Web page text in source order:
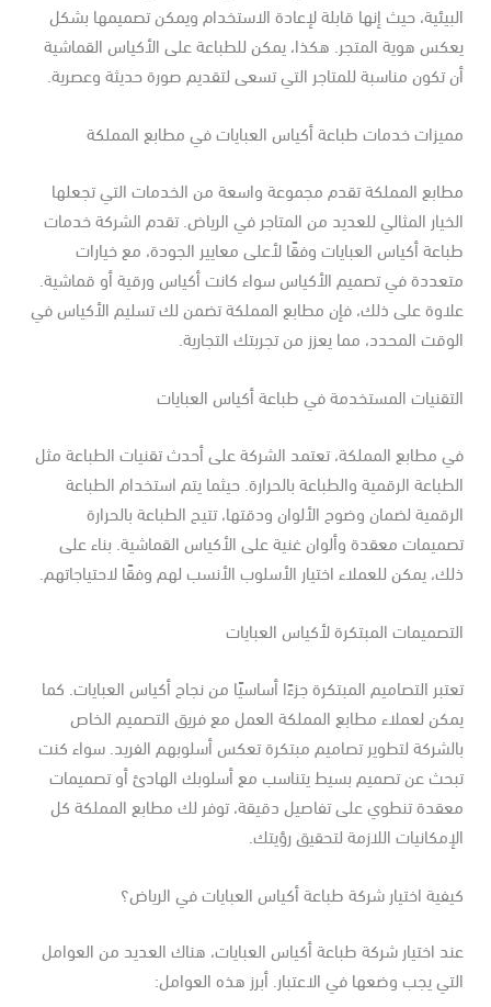
حيث إنها قابلة لإعادة الاستخدام ويمكن تصميمها بشكل
هوية المتجر. هكذا، يمكن للطباعة على الأكياس القماشية
تكون مناسبة للمتاجر التي تسعى لتقديم صورة حديثة وعصرية.
خدمات طباعة أكياس العبايات في مطابع المملكة
المملكة تقدم مجموعة واسعة من الخدمات التي تجعلها
المثالي للعديد من المتاجر في الرياض. تقدم الشركة خدمات
أكياس العبايات وفقًا لأعلى معايير الجودة، مع خيارات
في تصميم الأكياس سواء كانت أكياس ورقية أو قماشية.
على ذلك، فإن مطابع المملكة تضمن لك تسليم الأكياس في
المحدد، مما يعزز من تجربتك التجارية.
المستخدمة في طباعة أكياس العبايات
مطابع المملكة، تعتمد الشركة على أحدث تقنيات الطباعة مثل
الرقمية والطباعة بالحرارة. حيثما يتم استخدام الطباعة
لضمان وضوح الألوان ودقتها، تتيح الطباعة بالحرارة
معقدة وألوان غنية على الأكياس القماشية. بناء على
يمكن للعملاء اختيار الأسلوب الأنسب لهم وفقًا لاحتياجاتهم.
المبتكرة لأكياس العبايات
التصاميم المبتكرة جزءًا أساسيًا من نجاح أكياس العبايات. كما
لعملاء مطابع المملكة العمل مع فريق التصميم الخاص
لتطوير تصاميم مبتكرة تعكس أسلوبهم الفريد. سواء كنت
عن تصميم بسيط يتناسب مع أسلوبك الهادئ أو تصميمات
تنطوي على تفاصيل دقيقة، توفر لك مطابع المملكة كل
اللازمة لتحقيق رؤيتك.
اختيار شركة طباعة أكياس العبايات في الرياض؟
اختيار شركة طباعة أكياس العبايات، هناك العديد من العوامل
يجب وضعها في الاعتبار. أبرز هذه العوامل: